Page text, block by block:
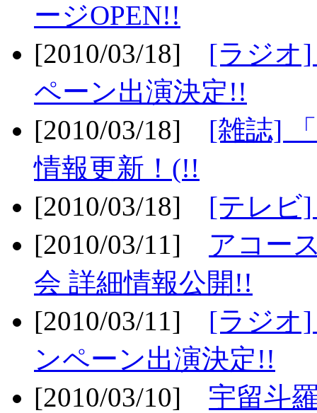
ージOPEN!!
[2010/03/18] [ラジオ
ペーン出演決定!!
[2010/03/18] [雑誌]
情報更新！(!!
[2010/03/18] [テレビ
[2010/03/11] アコー
会 詳細情報公開!!
[2010/03/11] [ラジオ
ンペーン出演決定!!
[2010/03/10] 宇留斗